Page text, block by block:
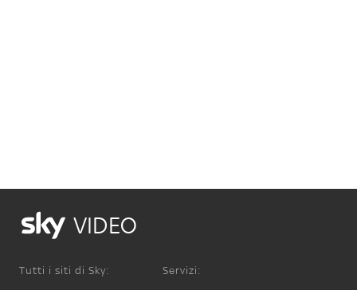
VIDEO
Tutti i siti di Sky: Servizi: